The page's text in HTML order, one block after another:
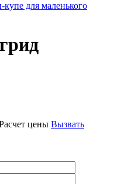
для маленького
цены Вызвать